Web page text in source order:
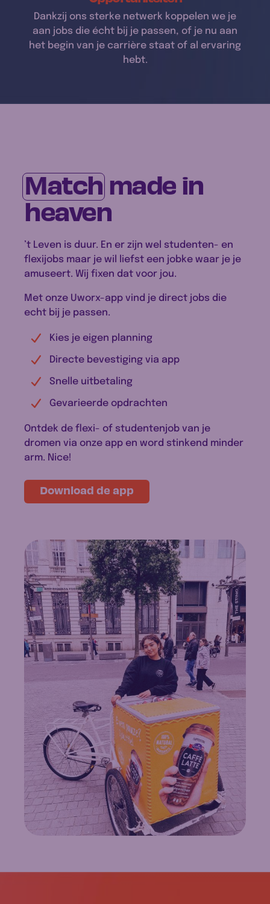
Dankzij ons sterke netwerk koppelen we je
aan jobs die écht bij je passen, of je nu aan
het begin van je carrière staat of al ervaring
hebt.
Matchmade in
heaven
’t Leven is duur. En er zijn wel studenten- en
flexijobs maar je wil liefst een jobke waar je je
amuseert. Wij fixen dat voor jou.
Met onze Uworx-app vind je direct jobs die
echt bij je passen.
Kies je eigen planning
Directe bevestiging via app
Snelle uitbetaling
Gevarieerde opdrachten
Ontdek de flexi- of studentenjob van je
dromen via onze app en word stinkend minder
arm. Nice!
Download de app